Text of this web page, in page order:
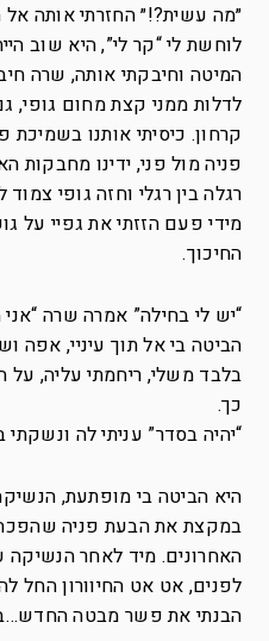
״מה עשית?!״ החזרתי אותה
לוחשת לי “קר לי”, היא שוב
המיטה וחיבקתי אותה, שרה
לדלות ממני קצת מחום גופי,
קרחון. כיסיתי אותנו בשמיכת
פניה מול פני, ידינו מחבקות
רגלה בין רגלי וחזה גופי
מידי פעם הזזתי את גפיי על
החיכוך.
“יש לי בחילה” אמרה שרה
הביטה בי אל תוך עיניי, אפה
בלבד משלי, ריחמתי עליה, על
כך.
“יהיה בסדר” עניתי לה
היא הביטה בי מופתעת,
במקצת את הבעת פניה
האחרונים. מיד לאחר
לפנים, אט אט החיוורון החל
הבנתי את פשר מבטה